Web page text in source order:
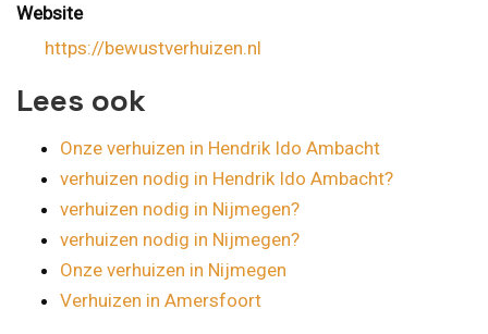
Website
https://bewustverhuizen.nl
Lees ook
Onze verhuizen in Hendrik Ido Ambacht
verhuizen nodig in Hendrik Ido Ambacht?
verhuizen nodig in Nijmegen?
verhuizen nodig in Nijmegen?
Onze verhuizen in Nijmegen
Verhuizen in Amersfoort